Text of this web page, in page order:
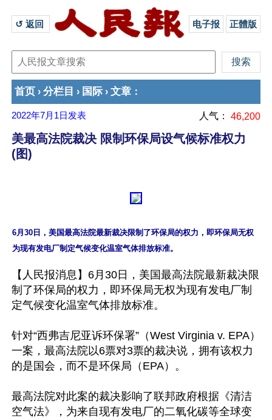
↺ 返回 电子报 正體版
首页 › 分栏目 › 国际 › 文章 ：
2022年7月1日 发表 人气： 46,200
美最高法院裁决 限制环保局设气候标准权力
(图)
6月30日，美国最高法院最新裁决限制了环保局的权力，即环保局无权
【人民报消息】6月30日，美国最高法院最新裁决限
制了环保局的权力，即环保局无权为现有发电厂制
定气候变化温室气体排放标准。
针对“西弗吉尼亚诉环保署”（West Virginia v. EPA）
一案，最高法院以6票对3票的裁决说，拥有该权力
的是国会，而不是环保局（EPA）。
最高法院对此案的裁决影响了联邦政府根据《清洁
空气法》，为来自现有发电厂的二氧化碳等全球变